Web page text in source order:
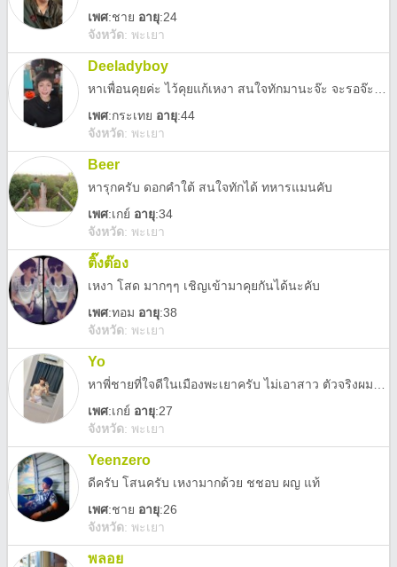
เพศ:ชาย อายุ:24
จังหวัด: พะเยา
Deeladyboy
เพศ:กระเทย อายุ:44
จังหวัด: พะเยา
Beer
หารุกครับ ดอกคำใต้ สนใจทักได้ ทหารแมนคับ
เพศ:เกย์ อายุ:34
จังหวัด: พะเยา
ติ๊งต๊อง
เหงา โสด มากๆๆ เชิญเข้ามาคุยกันได้นะคับ
เพศ:ทอม อายุ:38
จังหวัด: พะเยา
Yo
เพศ:เกย์ อายุ:27
จังหวัด: พะเยา
Yeenzero
ดีครับ โสนครับ เหงามากด้วย ชชอบ ผญ แท้
เพศ:ชาย อายุ:26
จังหวัด: พะเยา
พลอย